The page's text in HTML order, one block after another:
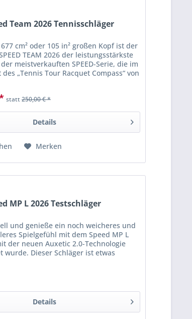
Team 2026 Tennisschläger
cm² oder 105 in² großen Kopf ist der
TEAM 2026 der leistungsstärkste
meistverkauften SPEED-Serie, die im
„Tennis Tour Racquet Compass“ von
statt250,00 € *
Details
Merken
MP L 2026 Testschläger
und genieße ein noch weicheres und
Spielgefühl mit dem Speed MP L
der neuen Auxetic 2.0-Technologie
wurde. Dieser Schläger ist etwas
Details